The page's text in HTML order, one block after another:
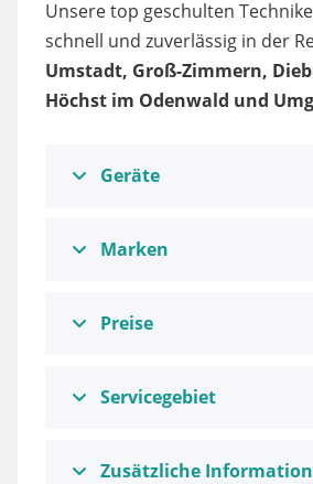
Unsere top geschulten
schnell und zuverlässig in der
Umstadt, Groß-Zimmern,
Höchst im Odenwald und
Geräte
Marken
Preise
Servicegebiet
Zusätzliche